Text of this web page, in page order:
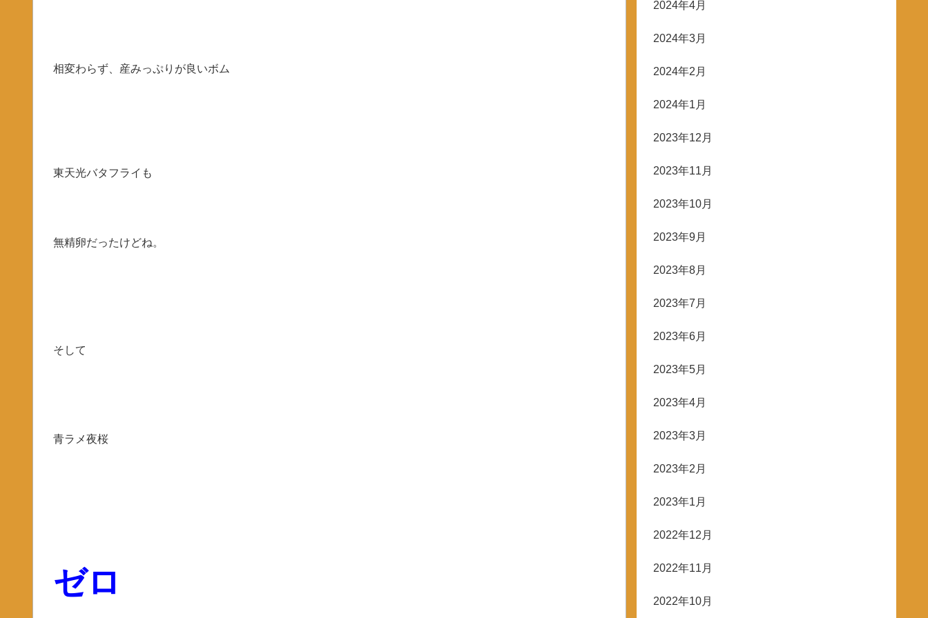
相変わらず、産みっぷりが良いボム
東天光バタフライも
無精卵だったけどね。
そして
青ラメ夜桜
ゼロ
2024年4月
2024年3月
2024年2月
2024年1月
2023年12月
2023年11月
2023年10月
2023年9月
2023年8月
2023年7月
2023年6月
2023年5月
2023年4月
2023年3月
2023年2月
2023年1月
2022年12月
2022年11月
2022年10月